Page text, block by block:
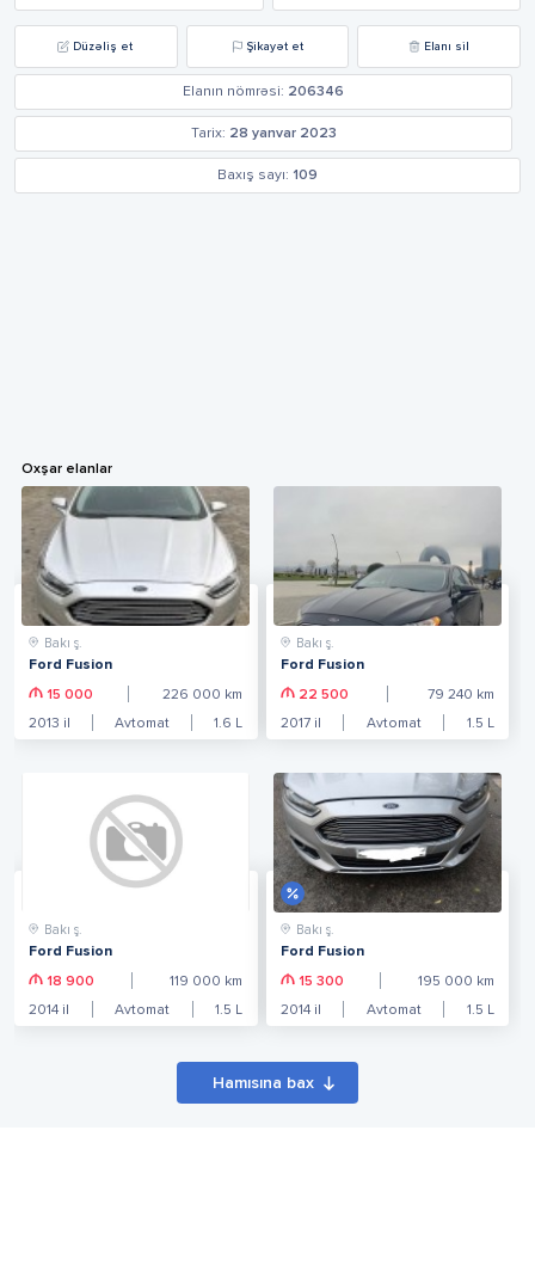
Düzəliş et Şikayət et Elanı sil
Elanın nömrəsi: 206346
Tarix: 28 yanvar 2023
Baxış sayı: 109
Oxşar elanlar
Bakı ş.
Ford Fusion
15 000 226 000 km
2013 il Avtomat 1.6 L
Bakı ş.
Ford Fusion
22 500 79 240 km
2017il Avtomat 1.5 L
Bakı ş.
Ford Fusion
18 900 119 000 km
2014 il Avtomat 1.5 L
Bakı ş.
Ford Fusion
15 300 195 000 km
2014il Avtomat 1.5 L
Hamısına bax